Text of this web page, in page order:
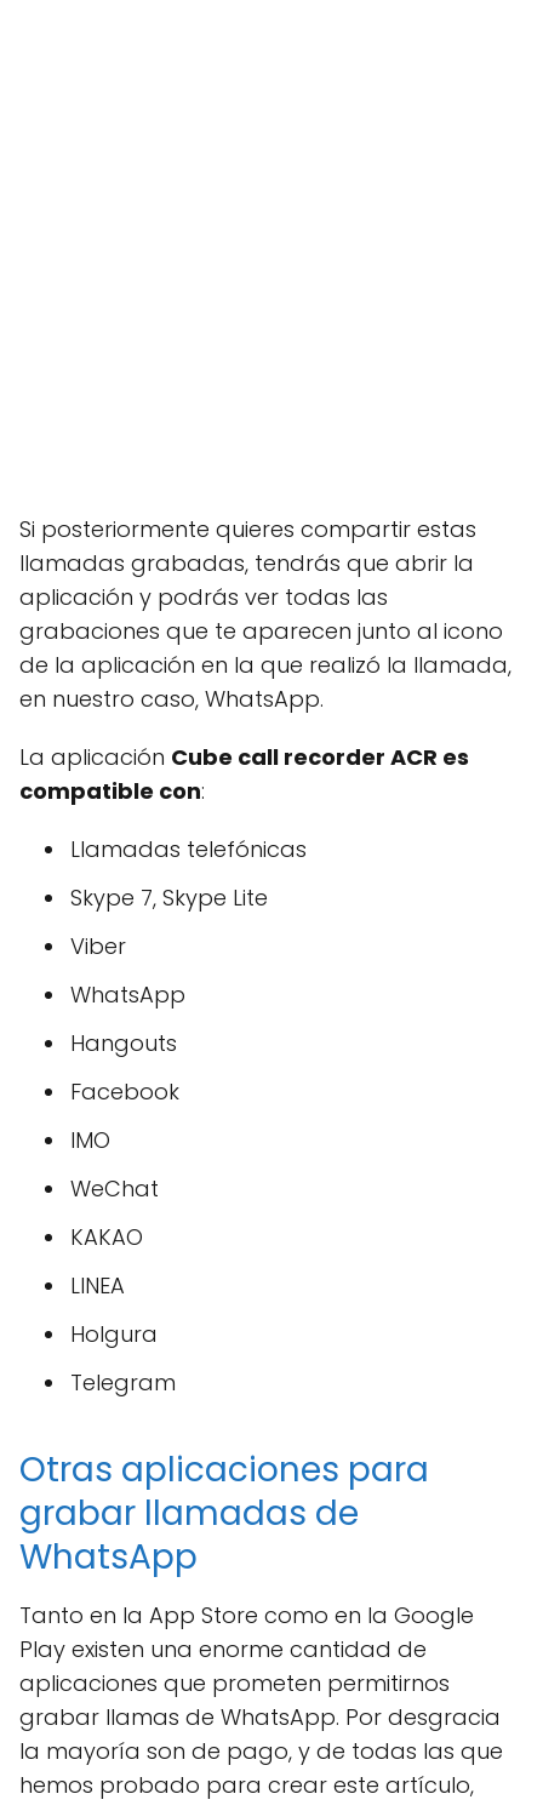
Si posteriormente quieres compartir estas
llamadas grabadas, tendrás que abrir la
aplicación y podrás ver todas las
grabaciones que te aparecen junto al icono
de la aplicación en la que realizó la llamada,
en nuestro caso, WhatsApp.
La aplicación Cube call recorder ACR es
compatible con:
Llamadas telefónicas
Skype 7, Skype Lite
Viber
WhatsApp
Hangouts
Facebook
IMO
WeChat
KAKAO
LINEA
Holgura
Telegram
Otras aplicaciones para
grabar llamadas de
WhatsApp
Tanto en la App Store como en la Google
Play existen una enorme cantidad de
aplicaciones que prometen permitirnos
grabar llamas de WhatsApp. Por desgracia
la mayoría son de pago, y de todas las que
hemos probado para crear este artículo,